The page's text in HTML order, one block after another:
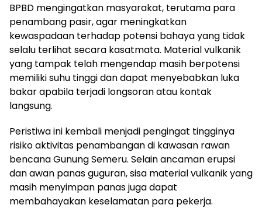
BPBD mengingatkan masyarakat, terutama para
penambang pasir, agar meningkatkan
kewaspadaan terhadap potensi bahaya yang tidak
selalu terlihat secara kasatmata. Material vulkanik
yang tampak telah mengendap masih berpotensi
memiliki suhu tinggi dan dapat menyebabkan luka
bakar apabila terjadi longsoran atau kontak
langsung.
Peristiwa ini kembali menjadi pengingat tingginya
risiko aktivitas penambangan di kawasan rawan
bencana Gunung Semeru. Selain ancaman erupsi
dan awan panas guguran, sisa material vulkanik yang
masih menyimpan panas juga dapat
membahayakan keselamatan para pekerja.